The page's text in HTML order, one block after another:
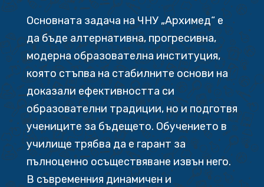
Основната задача на ЧНУ „Архимед“ е
да бъде алтернативна, прогресивна,
модерна образователна институция,
която стъпва на стабилните основи на
доказали ефективността си
образователни традиции, но и подготвя
учениците за бъдещето. Обучението в
училище трябва да е гарант за
пълноценно осъществяване извън него.
В съвременния динамичен и